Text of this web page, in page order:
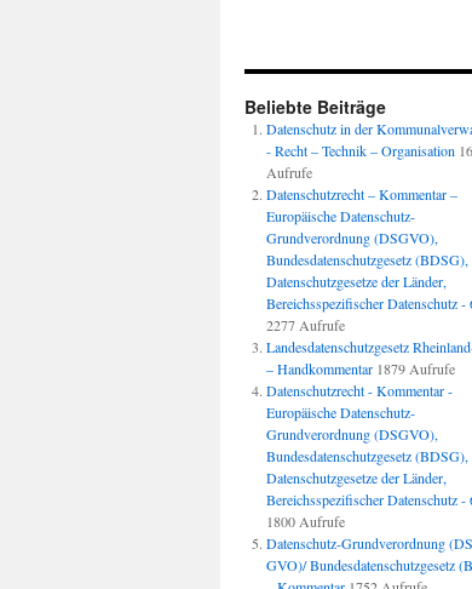
Beliebte Beiträge
Datenschutz in der
- Recht – Technik – Organisation
Aufrufe
Datenschutzrecht – Kommentar –
Europäische Datenschutz-
Grundverordnung (DSGVO),
Bundesdatenschutzgesetz (BDSG),
Datenschutzgesetze der Länder,
Bereichsspezifischer Datenschutz -
2277 Aufrufe
Landesdatenschutzgesetz
– Handkommentar 1879 Aufrufe
Datenschutzrecht - Kommentar -
Europäische Datenschutz-
Grundverordnung (DSGVO),
Bundesdatenschutzgesetz (BDSG),
Datenschutzgesetze der Länder,
Bereichsspezifischer Datenschutz -
1800 Aufrufe
Datenschutz-Grundverordnung
GVO)/ Bundesdatenschutzgesetz